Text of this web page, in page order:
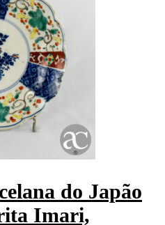
do Japão
Imari,